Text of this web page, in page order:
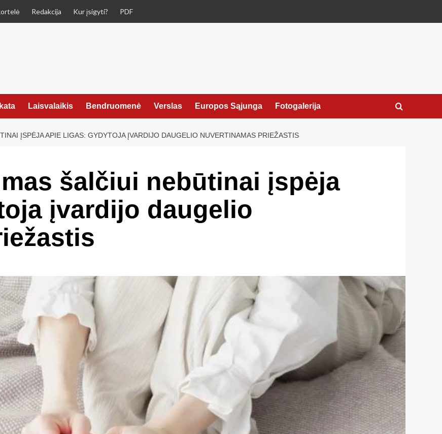
Redakcija Kur įsigyti? PDF
Laisvalaikis Bendruomenė Verslas Europos Sąjunga Fotogalerija
ĮSPĖJA APIE LIGAS: GYDYTOJA ĮVARDIJO DAUGELIO NUVERTINAMAS PRIEŽASTIS
šalčiui nebūtinai įspėja
įvardijo daugelio